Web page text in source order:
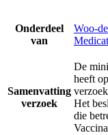
Onderdeel
van
Woo-
Samenvatting
verzoek
De
heeft
Het
die